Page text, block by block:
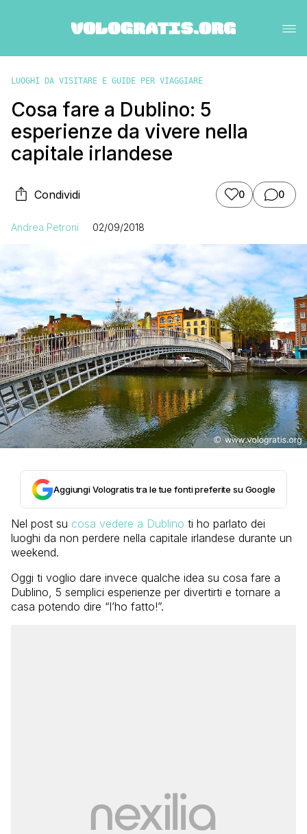
LUOGHI DA VISITARE E GUIDE PER VIAGGIARE
Cosa fare a Dublino: 5
esperienze da vivere nella
capitale irlandese
Condividi 0 0
Andrea Petroni 02/09/2018
Aggiungi Vologratis tra le tue fonti preferite su Google
Nel post su cosa vedere a Dublino ti ho parlato dei
luoghi da non perdere nella capitale irlandese durante un
weekend.
Oggi ti voglio dare invece qualche idea su cosa fare a
Dublino, 5 semplici esperienze per divertirti e tornare a
casa potendo dire “l’ho fatto!”.